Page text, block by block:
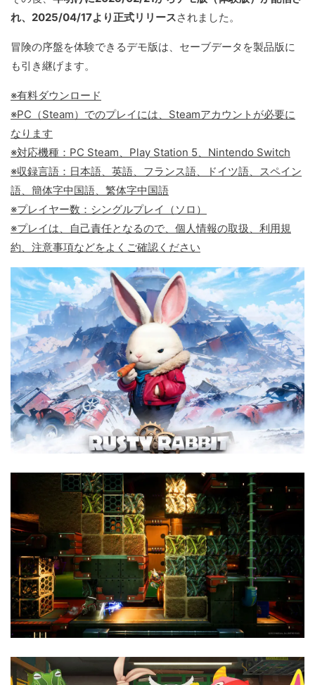
れ、2025/04/17より正式リリースされました。
冒険の序盤を体験できるデモ版は、セーブデータを製品版に
も引き継げます。
※有料ダウンロード
※PC（Steam）でのプレイには、Steamアカウントが必要に
なります
※対応機種：PC Steam、Play Station 5、Nintendo Switch
※収録言語：日本語、英語、フランス語、ドイツ語、スペイン
語、簡体字中国語、繁体字中国語
※プレイヤー数：シングルプレイ（ソロ）
※プレイは、自己責任となるので、個人情報の取扱、利用規
約、注意事項などをよくご確認ください